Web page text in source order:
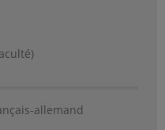
allemand